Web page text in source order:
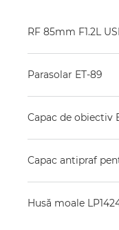
RF 85mm F1.2L
Parasolar ET-89
Capac de obiectiv
Capac antipraf
Husă moale